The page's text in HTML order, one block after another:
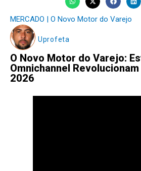
MERCADO | O Novo Motor do Varejo
Uprofeta
O Novo Motor do Varejo:
Omnichannel
2026